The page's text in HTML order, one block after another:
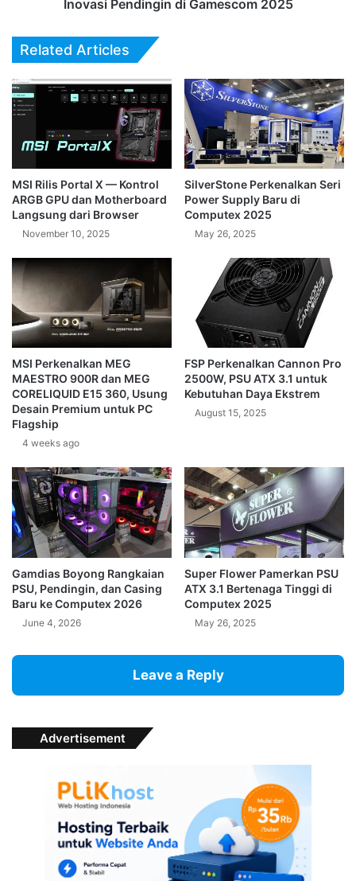
Inovasi Pendingin di Gamescom 2025
Related Articles
MSI Rilis Portal X — Kontrol
ARGB GPU dan Motherboard
Langsung dari Browser
November 10, 2025
SilverStone Perkenalkan Seri
Power Supply Baru di
Computex 2025
May 26, 2025
MSI Perkenalkan MEG
MAESTRO 900R dan MEG
CORELIQUID E15 360, Usung
Desain Premium untuk PC
Flagship
4 weeks ago
FSP Perkenalkan Cannon Pro
2500W, PSU ATX 3.1 untuk
Kebutuhan Daya Ekstrem
August 15, 2025
Gamdias Boyong Rangkaian
PSU, Pendingin, dan Casing
Baru ke Computex 2026
June 4, 2026
Super Flower Pamerkan PSU
ATX 3.1 Bertenaga Tinggi di
Computex 2025
May 26, 2025
Leave a Reply
Advertisement